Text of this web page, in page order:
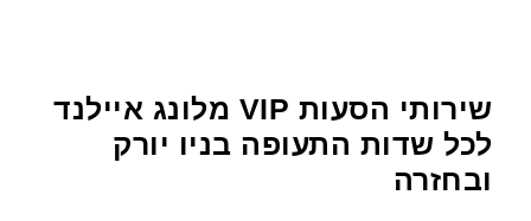
שירותי הסעות VIP מלונג איילנד
לכל שדות התעופה בניו יורק
ובחזרה